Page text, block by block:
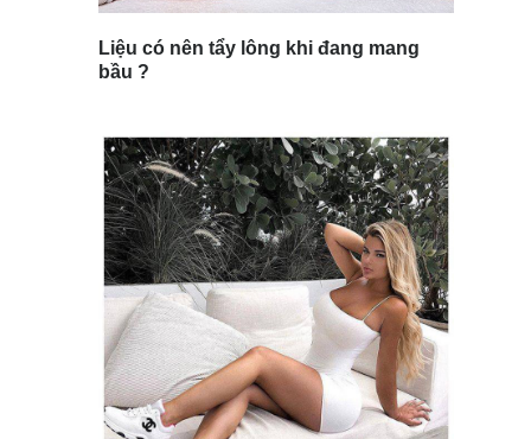
Liệu có nên tẩy lông khi đang mang
bầu ?